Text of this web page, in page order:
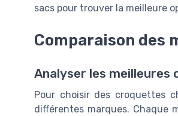
sacs pour trouver la meilleure
Comparaison des
Analyser les meilleures
Pour choisir des croquettes
différentes marques. Chaque